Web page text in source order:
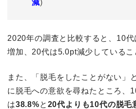
減)
2020年の調査と比較すると、10
増加、20代は5.0pt減少しているこ
また、「脱毛をしたことがない」
に脱毛への意欲を尋ねたところ、
は38.8%と 20代よりも10代の脱毛